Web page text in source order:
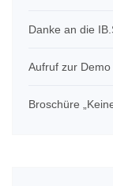
Danke an die
Aufruf zur
Broschüre